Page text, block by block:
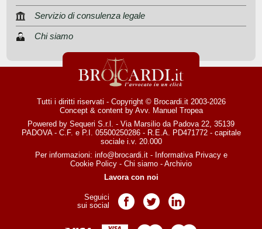
Servizio di consulenza legale
Chi siamo
Tutti i diritti riservati - Copyright © Brocardi.it 2003-2026
Concept & content by Avv. Manuel Tropea
Powered by Sequeri S.r.l. - Via Marsilio da Padova 22, 35139
PADOVA - C.F. e P.I. 05500250286 - R.E.A. PD471772 - capitale
sociale i.v. 20.000
Per informazioni: info@brocardi.it- Informativa Privacye
Cookie Policy - Chi siamo - Archivio
Lavora con noi
Seguici
sui social
Pagina Facebook
Pagina TwitterPagina LinkedIn